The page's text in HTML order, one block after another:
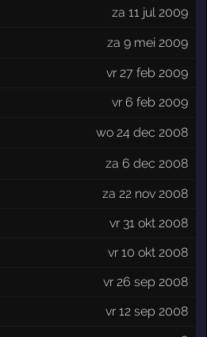
za 11 jul 2009
za 9 mei 2009
vr 27 feb 2009
vr 6 feb 2009
wo 24 dec 2008
za 6 dec 2008
za 22 nov 2008
vr 31 okt 2008
vr 10 okt 2008
vr 26 sep 2008
vr 12 sep 2008